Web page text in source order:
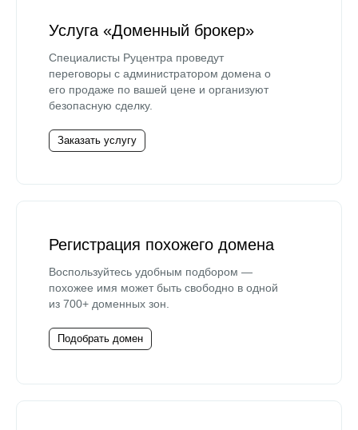
Услуга «Доменный брокер»
Специалисты Руцентра проведут
переговоры с администратором домена о
его продаже по вашей цене и организуют
безопасную сделку.
Заказать услугу
Регистрация похожего домена
Воспользуйтесь удобным подбором —
похожее имя может быть свободно в одной
из 700+ доменных зон.
Подобрать домен